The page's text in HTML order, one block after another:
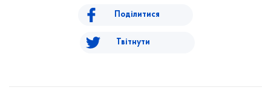
Поділитися
Твітнути